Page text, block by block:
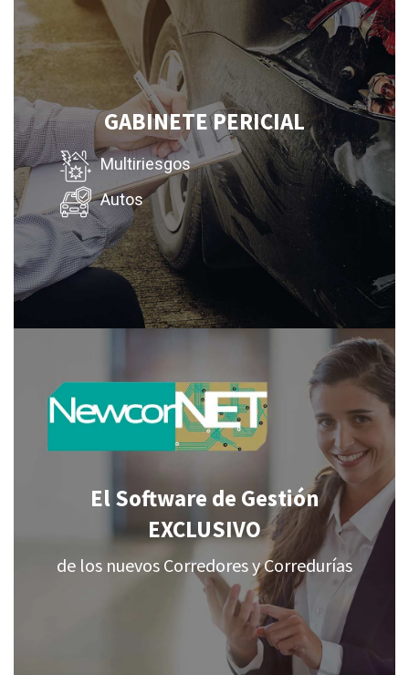
GABINETE PERICIAL
Multiriesgos
Autos
El Software de Gestión
EXCLUSIVO
de los nuevos Corredores y Corredurías